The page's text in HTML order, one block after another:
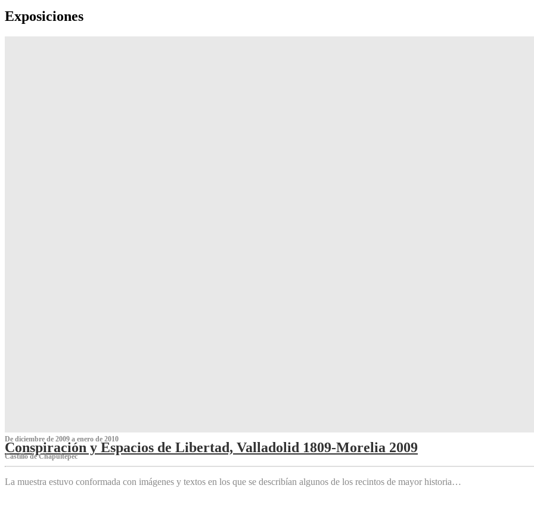
Exposiciones
De diciembre de 2009 a enero de 2010
Conspiración y Espacios de Libertad, Valladolid 1809-Morelia 2009
Castillo de Chapultepec
La muestra estuvo conformada con imágenes y textos en los que se describían algunos de los recintos de mayor historia…